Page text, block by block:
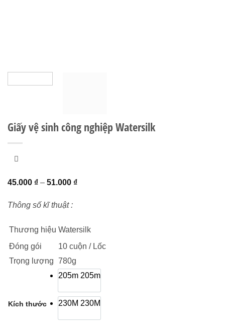
Giấy vệ sinh công nghiệp Watersilk
45.000 ₫ – 51.000 ₫Khoảng
đến
51.000 ₫
Thông số kĩ thuật :
Thương hiệu Watersilk
Đóng gói
10 cuộn / Lốc
Trọng lượng 780g
Kích thước
205m 205m
230M 230M